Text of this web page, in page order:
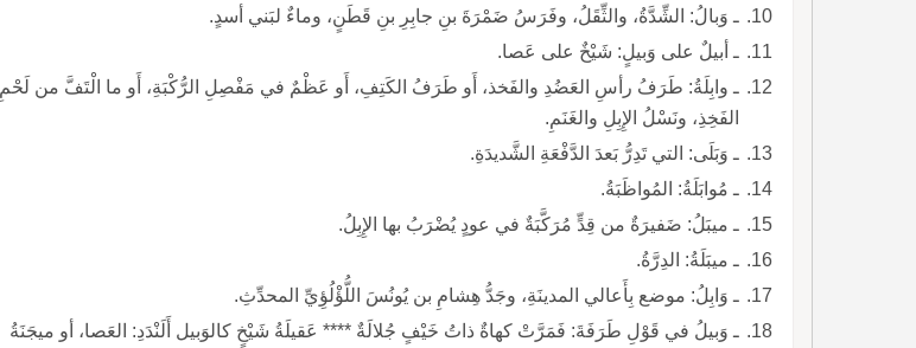
ـ وَبالُ: الشِّدَّةُ، والثِّقَلُ، وفَرَسُ ضَمْرَةَ بنِ جابِرِ بنِ قَطَنٍ، وماءٌ لبَني أسدٍ.
ـ أبيلٌ على وَبيلٍ: شَيْخٌ على عَصا.
ـ وابِلَةُ: طَرَفُ رأسِ العَضُدِ والفَخذ، أَو طَرَفُ الكَتِفِ، أَو عَظْمٌ في مَفْصِلِ الرُّكْبَةِ، أَو ما الْتَفَّ من لَحْمِ
الفَخِذِ، ونَسْلُ الإِبِلِ والغَنَمِ.
ـ وَبَلَى: التي تَدِرُّ بَعدَ الدَّفْعَةِ الشَّديدَةِ.
ـ مُوابَلَةُ: المُواظَبَةُ.
ـ ميبَلُ: ضَفيرَةٌ من قِدٍّ مُرَكَّبَةٌ في عودٍ يُضْرَبُ بها الإِبِلُ.
ـ ميبَلَةُ: الدِرَّةُ.
ـ وَابِلُ: موضع بِأَعالي المدينَةِ، وجَدُّ هِشامِ بن يُونُسَ اللُّؤْلُؤِيِّ المحدِّثِ.
ـ وَبيلُ في قَوْلِ طَرَفَةَ: فَمَرَّتْ كهاةٌ ذاتُ خَيْفٍ جُلالَةٌ **** عَقيلَةُ شَيْخٍ كالوَبيل أَلَنْدَدِ: العَصا، أو ميجَنَةُ